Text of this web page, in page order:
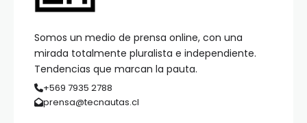
Somos un medio de prensa online, con una
mirada totalmente pluralista e independiente.
Tendencias que marcan la pauta.
+569 7935 2788
prensa@tecnautas.cl